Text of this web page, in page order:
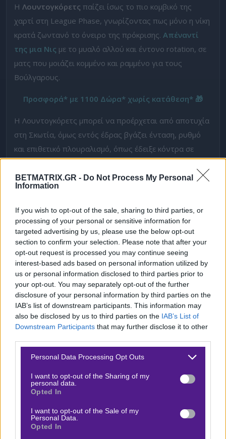
BETMATRIX.GR - Do Not Process My Personal
Information
If you wish to opt-out of the sale, sharing to third parties, or
processing of your personal or sensitive information for
targeted advertising by us, please use the below opt-out
section to confirm your selection. Please note that after your
opt-out request is processed you may continue seeing
interest-based ads based on personal information utilized by
us or personal information disclosed to third parties prior to
your opt-out. You may separately opt-out of the further
disclosure of your personal information by third parties on the
IAB’s list of downstream participants. This information may
also be disclosed by us to third parties on the IAB’s List of
Downstream Participants that may further disclose it to other
Please note that this website/app uses one or more Google
not limited to your visit or usage behaviour. You may click to
grant or deny consent to Google and its third-party tags to
use your data for below specified purposes in below Google
consent section.
Personal Data Processing Opt Outs
I want to opt-out of the Sharing of my
personal data.
Opted In
I want to opt-out of the Sale of my
Personal Data.
Opted In
Η Λουντογκόρετς παίζει ίσως το πιο κομβικό της
χαρτί στη League Phase, γνωρίζοντας πως μόνο η νίκη
κρατά ζωντανό το όνειρο της πρόκρισης. Απέναντί
της μια Νις με το μυαλό αλλού και έντονο rotation, σε
ματς που μοιάζει κομμένο και ραμμένο για τους
Βούλγαρους.
Προσφορά* με 1100 Δώρα* χωρίς κατάθεση* 🎁
Η Λουντογκόρετς μπορεί να προέρχεται από αποτυχία
στη Σκωτία, όμως εντός έδρας βγάζει ένταση, ρυθμό
και επιθετικό πλουραλισμό, όπως έδειξε κόντρα σε
γνωρίζει ότι δεν έχει περιθώρια.
ωστόσο στην Ευρώπη δεν έχει σταθερότητα και
ταξιδεύει με πολλές απουσίες και ξεκάθαρη
προτεραιότητα τις εγχώριες υποχρεώσεις.
Εκτίμηση:Άσοςστο1.85τηςStoiximan.
Μπες στο δωρεάν κανάλι μας στοTelegramγια να
βλέπεις καθημερινά τα παιχνίδια που ανεβάζουμε
Και ακολούθησέ μας στοInstagram
Δείτε με ένα κλικ τις καλύτερες προσφορές της ημέρας!
Ο Money Makers προτείνει:
Λουντογκόρετς - Νις
Γιουρόπα Λιγκ